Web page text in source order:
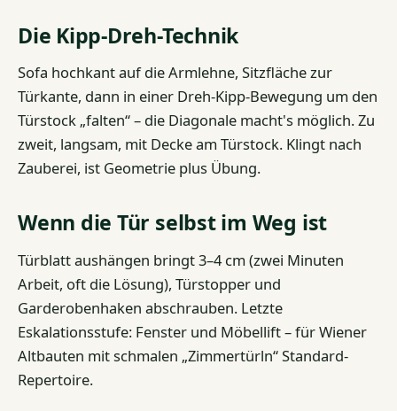
Die Kipp-Dreh-Technik
Sofa hochkant auf die Armlehne, Sitzfläche zur
Türkante, dann in einer Dreh-Kipp-Bewegung um den
Türstock „falten“ – die Diagonale macht's möglich. Zu
zweit, langsam, mit Decke am Türstock. Klingt nach
Zauberei, ist Geometrie plus Übung.
Wenn die Tür selbst im Weg ist
Türblatt aushängen bringt 3–4 cm (zwei Minuten
Arbeit, oft die Lösung), Türstopper und
Garderobenhaken abschrauben. Letzte
Eskalationsstufe: Fenster und Möbellift – für Wiener
Altbauten mit schmalen „Zimmertürln“ Standard-
Repertoire.